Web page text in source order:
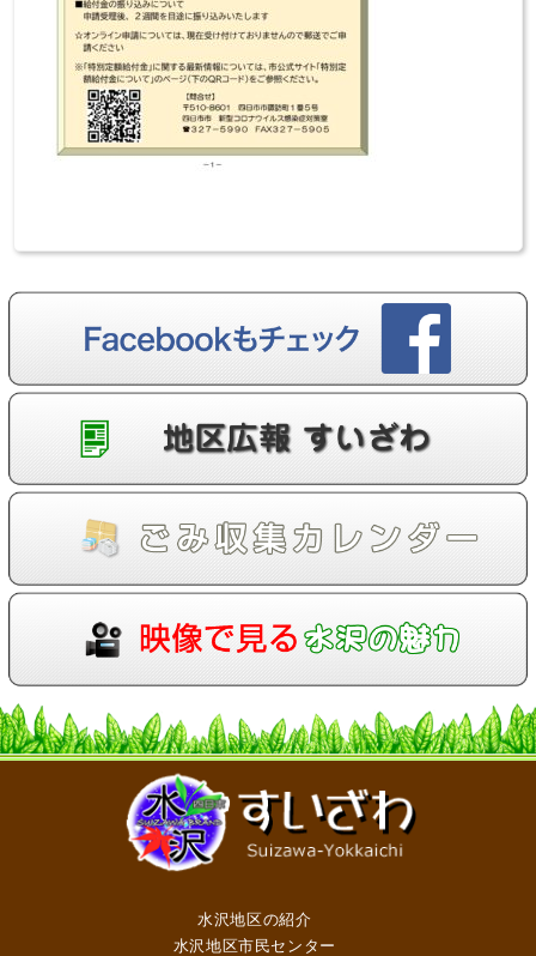
水沢地区の紹介
水沢地区市民センター